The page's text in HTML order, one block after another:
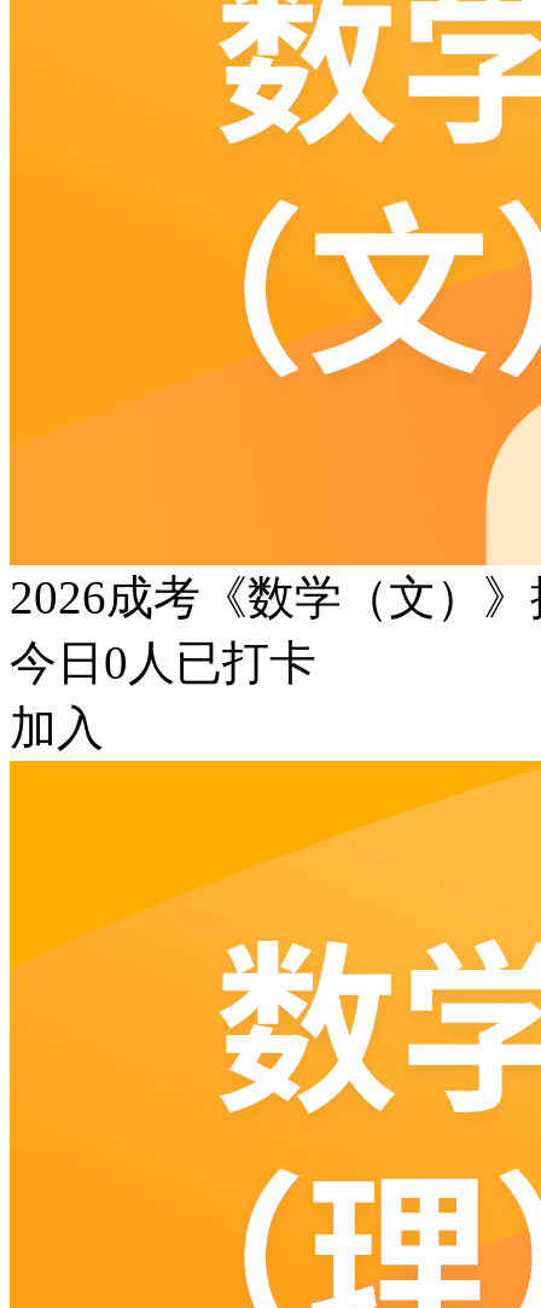
2026成考《数学（文）
今日 0 人已打卡
加入